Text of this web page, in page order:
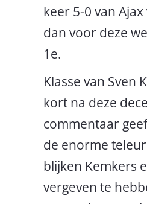
keer 5-0 van
dan voor deze
1e.
Klasse van Sven
kort na deze
commentaar
de enorme
blijken Kemkers
vergeven te